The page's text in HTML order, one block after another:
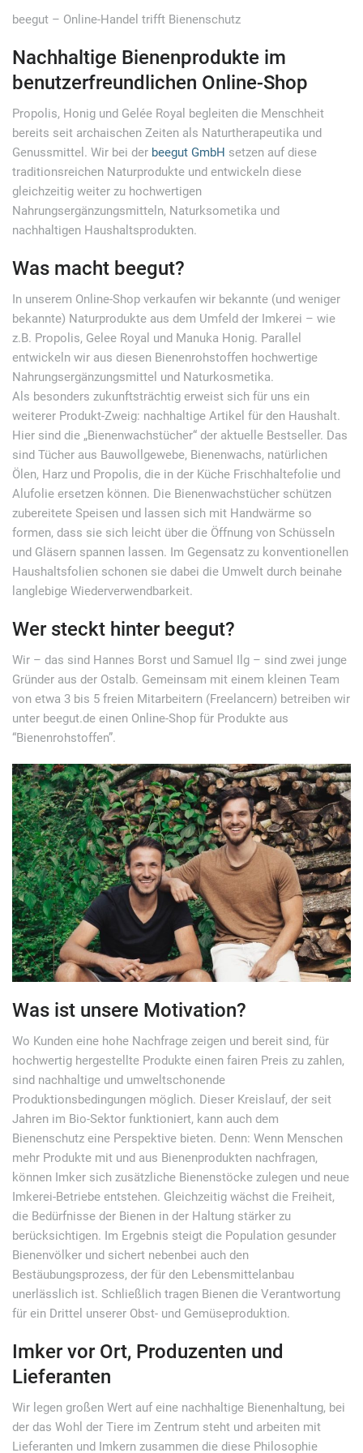
beegut – Online-Handel trifft Bienenschutz
Nachhaltige Bienenprodukte im
benutzerfreundlichen Online-Shop
Propolis, Honig und Gelée Royal begleiten die Menschheit
bereits seit archaischen Zeiten als Naturtherapeutika und
Genussmittel. Wir bei der beegut GmbH setzen auf diese
traditionsreichen Naturprodukte und entwickeln diese
gleichzeitig weiter zu hochwertigen
Nahrungsergänzungsmitteln, Naturksometika und
nachhaltigen Haushaltsprodukten.
Was macht beegut?
In unserem Online-Shop verkaufen wir bekannte (und weniger
bekannte) Naturprodukte aus dem Umfeld der Imkerei – wie
z.B. Propolis, Gelee Royal und Manuka Honig. Parallel
entwickeln wir aus diesen Bienenrohstoffen hochwertige
Nahrungsergänzungsmittel und Naturkosmetika.
Als besonders zukunftsträchtig erweist sich für uns ein
weiterer Produkt-Zweig: nachhaltige Artikel für den Haushalt.
Hier sind die „Bienenwachstücher“ der aktuelle Bestseller. Das
sind Tücher aus Bauwollgewebe, Bienenwachs, natürlichen
Ölen, Harz und Propolis, die in der Küche Frischhaltefolie und
Alufolie ersetzen können. Die Bienenwachstücher schützen
zubereitete Speisen und lassen sich mit Handwärme so
formen, dass sie sich leicht über die Öffnung von Schüsseln
und Gläsern spannen lassen. Im Gegensatz zu konventionellen
Haushaltsfolien schonen sie dabei die Umwelt durch beinahe
langlebige Wiederverwendbarkeit.
Wer steckt hinter beegut?
Wir – das sind Hannes Borst und Samuel Ilg – sind zwei junge
Gründer aus der Ostalb. Gemeinsam mit einem kleinen Team
von etwa 3 bis 5 freien Mitarbeitern (Freelancern) betreiben wir
unter beegut.de einen Online-Shop für Produkte aus
“Bienenrohstoffen”.
Was ist unsere Motivation?
Wo Kunden eine hohe Nachfrage zeigen und bereit sind, für
hochwertig hergestellte Produkte einen fairen Preis zu zahlen,
sind nachhaltige und umweltschonende
Produktionsbedingungen möglich. Dieser Kreislauf, der seit
Jahren im Bio-Sektor funktioniert, kann auch dem
Bienenschutz eine Perspektive bieten. Denn: Wenn Menschen
mehr Produkte mit und aus Bienenprodukten nachfragen,
können Imker sich zusätzliche Bienenstöcke zulegen und neue
Imkerei-Betriebe entstehen. Gleichzeitig wächst die Freiheit,
die Bedürfnisse der Bienen in der Haltung stärker zu
berücksichtigen. Im Ergebnis steigt die Population gesunder
Bienenvölker und sichert nebenbei auch den
Bestäubungsprozess, der für den Lebensmittelanbau
unerlässlich ist. Schließlich tragen Bienen die Verantwortung
für ein Drittel unserer Obst- und Gemüseproduktion.
Imker vor Ort, Produzenten und
Lieferanten
Wir legen großen Wert auf eine nachhaltige Bienenhaltung, bei
der das Wohl der Tiere im Zentrum steht und arbeiten mit
Lieferanten und Imkern zusammen die diese Philosophie